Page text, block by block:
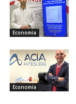
Economía
Economía